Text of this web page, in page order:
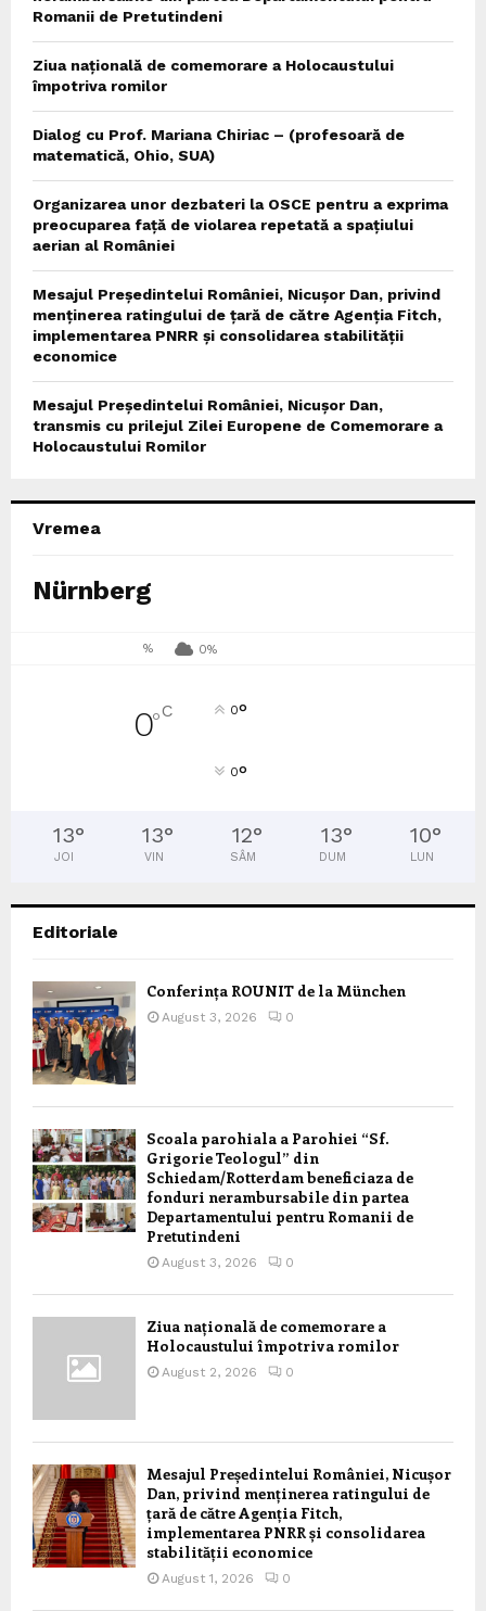
Romanii de Pretutindeni
Ziua națională de comemorare a Holocaustului
împotriva romilor
Dialog cu Prof. Mariana Chiriac – (profesoară de
matematică, Ohio, SUA)
Organizarea unor dezbateri la OSCE pentru a exprima
preocuparea față de violarea repetată a spațiului
aerian al României
Mesajul Președintelui României, Nicușor Dan, privind
menținerea ratingului de țară de către Agenția Fitch,
implementarea PNRR și consolidarea stabilității
economice
Mesajul Președintelui României, Nicușor Dan,
transmis cu prilejul Zilei Europene de Comemorare a
Holocaustului Romilor
Vremea
Nürnberg
% 0%
0°C 0°
0°
13°
JOI
13°
VIN
12°
SÂM
13°
DUM
10°
LUN
Editoriale
Conferința ROUNIT de la München
August 3, 2026 0
Scoala parohiala a Parohiei “Sf.
Grigorie Teologul” din
Schiedam/Rotterdam beneficiaza de
fonduri nerambursabile din partea
Departamentului pentru Romanii de
Pretutindeni
August 3, 2026 0
Ziua națională de comemorare a
Holocaustului împotriva romilor
August 2, 2026 0
Mesajul Președintelui României, Nicușor
Dan, privind menținerea ratingului de
țară de către Agenția Fitch,
implementarea PNRR și consolidarea
stabilității economice
August 1, 2026 0